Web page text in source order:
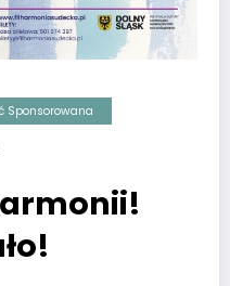
Sponsorowana